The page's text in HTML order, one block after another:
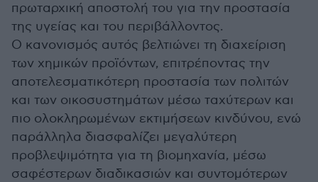
πρωταρχική αποστολή του για την προστασία
της υγείας και του περιβάλλοντος.
Ο κανονισμός αυτός βελτιώνει τη διαχείριση
των χημικών προϊόντων, επιτρέποντας την
αποτελεσματικότερη προστασία των πολιτών
και των οικοσυστημάτων μέσω ταχύτερων και
πιο ολοκληρωμένων εκτιμήσεων κινδύνου, ενώ
παράλληλα διασφαλίζει μεγαλύτερη
προβλεψιμότητα για τη βιομηχανία, μέσω
σαφέστερων διαδικασιών και συντομότερων